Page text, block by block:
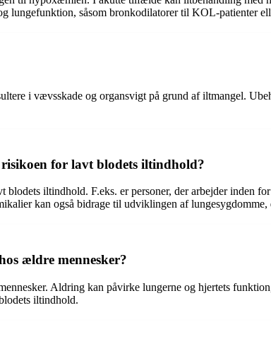
lungefunktion, såsom bronkodilatorer til KOL-patienter
i vævsskade og organsvigt på grund af iltmangel.
for lavt blodets iltindhold?
iltindhold. F.eks. er personer, der arbejder inden
kan også bidrage til udviklingen af
ældre mennesker?
Aldring kan påvirke lungerne og hjertets
iltindhold.